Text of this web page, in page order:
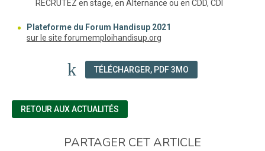
RECRUTEZ en stage, en Alternance ou en CDD, CDI
Plateforme du Forum Handisup 2021
sur le site forumemploihandisup.org
TÉLÉCHARGER, PDF 3MO
RETOUR AUX ACTUALITÉS
PARTAGER CET ARTICLE